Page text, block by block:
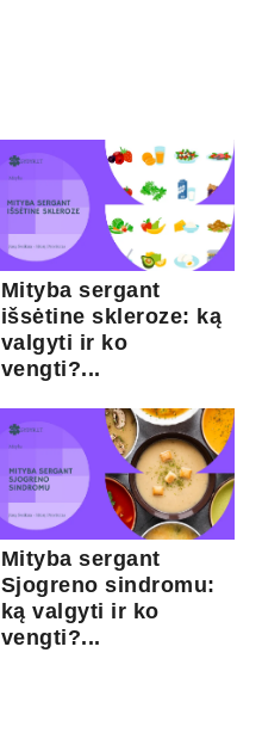
Mityba sergant
išsėtine skleroze: ką
valgyti ir ko
vengti?...
Mityba sergant
Sjogreno sindromu:
ką valgyti ir ko
vengti?...